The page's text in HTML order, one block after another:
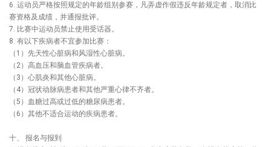
6. 运动员严格按照规定的年龄组别参赛，凡弄虚作假违反年龄规定者，取消比
赛资格及成绩，并通报批评。
7. 比赛中运动员禁止使用受话器。
8. 有以下疾病者不宜参加比赛：
（1）先天性心脏病和风湿性心脏病。
（2）高血压和脑血管疾病者。
（3）心肌炎和其他心脏病。
（4）冠状动脉病患者和其他严重心律不齐者。
（5）血糖过高或过低的糖尿病患者。
（6）其他不适合运动的疾病患者。
十、 报名与报到